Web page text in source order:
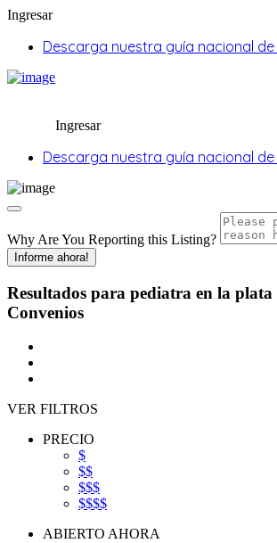
Ingresar
Descarga nuestra guía nacional de
Ingresar
Descarga nuestra guía nacional de
Why Are You Reporting this Listing?
Informe ahora!
Resultados para pediatra en la
Convenios
VER FILTROS
PRECIO
$
$$
$$$
$$$$
ABIERTO AHORA